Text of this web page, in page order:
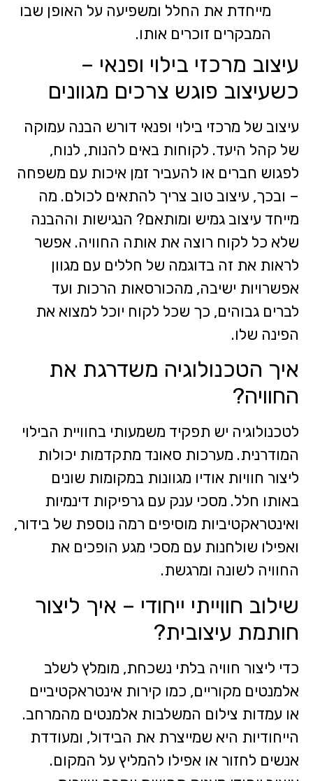
מייחדת את החלל ומשפיעה על האופן שבו
המבקרים זוכרים אותו.
עיצוב מרכזי בילוי ופנאי –
כשעיצוב פוגש צרכים מגוונים
עיצוב של מרכזי בילוי ופנאי דורש הבנה עמוקה
של קהל היעד. לקוחות באים להנות, לנוח,
לפגוש חברים או להעביר זמן איכות עם משפחה
– ובכך, עיצוב טוב צריך להתאים לכולם. מה
מייחד עיצוב גמיש ומותאם? הנגישות וההבנה
שלא כל לקוח רוצה את אותה החוויה. אפשר
לראות את זה בדוגמה של חללים עם מגוון
אפשרויות ישיבה, מהכורסאות הרכות ועד
לברים גבוהים, כך שכל לקוח יוכל למצוא את
הפינה שלו.
איך הטכנולוגיה משדרגת את
החוויה?
לטכנולוגיה יש תפקיד משמעותי בחוויית הבילוי
המודרנית. מערכות סאונד מתקדמות יכולות
ליצור חוויות אודיו מגוונות במקומות שונים
באותו חלל. מסכי ענק עם גרפיקות דינמיות
ואינטראקטיביות מוסיפים רמה נוספת של בידור,
ואפילו שולחנות עם מסכי מגע הופכים את
החוויה לשונה ומרגשת.
שילוב חווייתי ייחודי – איך ליצור
חותמת עיצובית?
כדי ליצור חוויה בלתי נשכחת, מומלץ לשלב
אלמנטים מקוריים, כמו קירות אינטראקטיביים
או עמדות צילום המשלבות אלמנטים מהמרחב.
הייחודיות היא שמייצרת את הבידול, ומעודדת
אנשים לחזור או אפילו להמליץ על המקום.